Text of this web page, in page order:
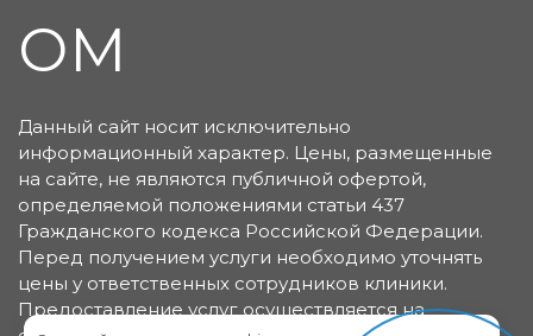
ОМ
Данный сайт носит исключительно
информационный характер. Цены, размещенные
на сайте, не являются публичной офертой,
определяемой положениями статьи 437
Гражданского кодекса Российской Федерации.
Перед получением услуги необходимо уточнять
цены у ответственных сотрудников клиники.
Предоставление услуг осуществляется на